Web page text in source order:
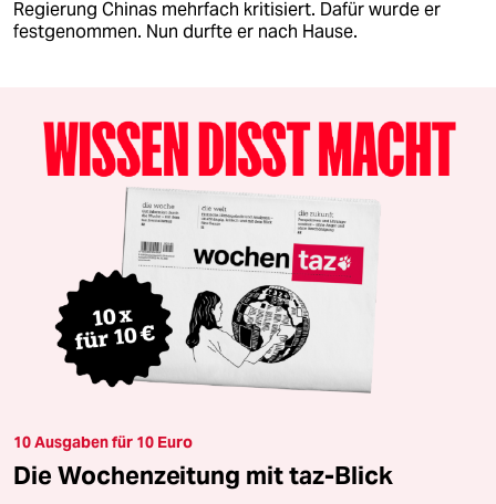
Regierung Chinas mehrfach kritisiert. Dafür wurde er
festgenommen. Nun durfte er nach Hause.
10 Ausgaben für 10 Euro
Die Wochenzeitung mit taz-Blick